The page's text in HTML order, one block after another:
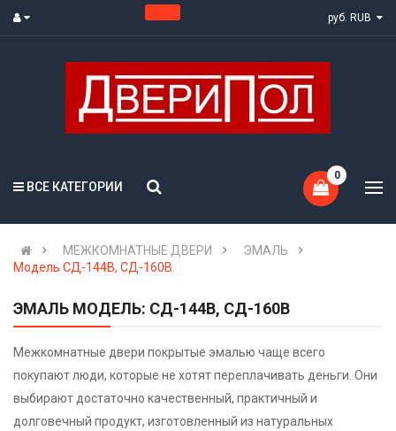
ВСЕ КАТЕГОРИИ
0
МЕЖКОМНАТНЫЕ ДВЕРИ
ЭМАЛЬ
Модель СД-144В, СД-160В
ЭМАЛЬ МОДЕЛЬ: СД-144В, СД-160В
Межкомнатные двери покрытые эмалью чаще всего
покупают люди, которые не хотят переплачивать деньги. Они
выбирают достаточно качественный, практичный и
долговечный продукт, изготовленный из натуральных